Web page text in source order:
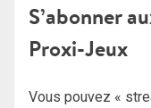
S’abonner
Proxi-Jeux
Vous pouvez «